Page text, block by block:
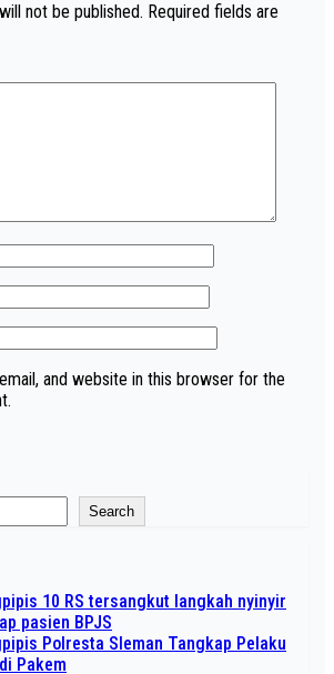
not be published. Required fields are
and website in this browser for the
Search
10 RS tersangkut langkah nyinyir
pasien BPJS
Polresta Sleman Tangkap Pelaku
Pakem